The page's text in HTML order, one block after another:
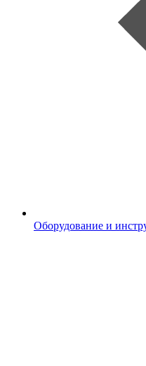
Оборудование и